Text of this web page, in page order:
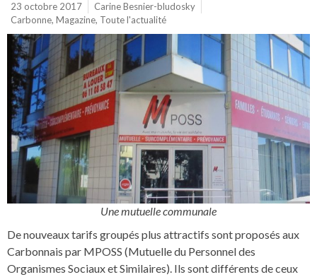
23 octobre 2017
Carine Besnier-bludosky
Carbonne, Magazine, Toute l'actualité
Une mutuelle communale
De nouveaux tarifs groupés plus attractifs sont proposés aux
Carbonnais par MPOSS (Mutuelle du Personnel des
Organismes Sociaux et Similaires). Ils sont différents de ceux